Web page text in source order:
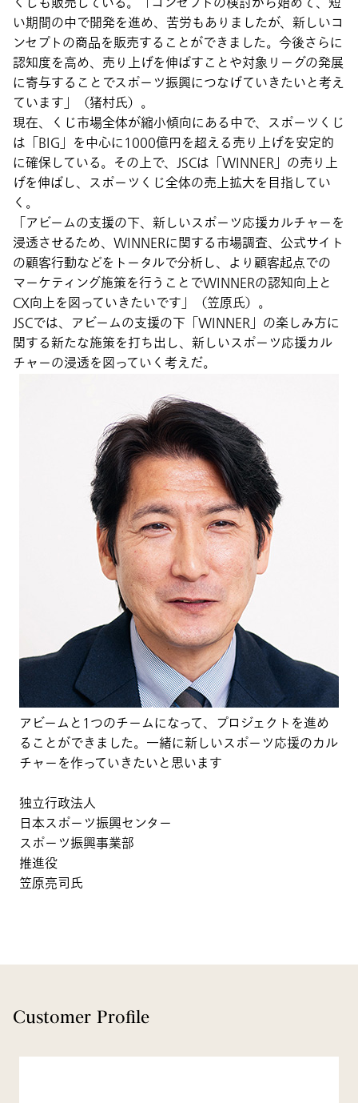
い期間の中で開発を進め、苦労もありましたが、新しいコ
ンセプトの商品を販売することができました。今後さらに
認知度を高め、売り上げを伸ばすことや対象リーグの発展
に寄与することでスポーツ振興につなげていきたいと考え
ています」（猪村氏）。
現在、くじ市場全体が縮小傾向にある中で、スポーツくじ
は「BIG」を中心に1000億円を超える売り上げを安定的
に確保している。その上で、JSCは「WINNER」の売り上
げを伸ばし、スポーツくじ全体の売上拡大を目指してい
く。
「アビームの支援の下、新しいスポーツ応援カルチャーを
浸透させるため、WINNERに関する市場調査、公式サイト
の顧客行動などをトータルで分析し、より顧客起点での
マーケティング施策を行うことでWINNERの認知向上と
CX向上を図っていきたいです」（笠原氏）。
JSCでは、アビームの支援の下「WINNER」の楽しみ方に
関する新たな施策を打ち出し、新しいスポーツ応援カル
チャーの浸透を図っていく考えだ。
アビームと1つのチームになって、プロジェクトを進め
ることができました。一緒に新しいスポーツ応援のカル
チャーを作っていきたいと思います
独立行政法人
日本スポーツ振興センター
スポーツ振興事業部
推進役
笠原亮司氏
Customer Profile